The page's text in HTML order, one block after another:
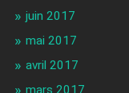
juin 2017
mai 2017
avril 2017
mars 2017